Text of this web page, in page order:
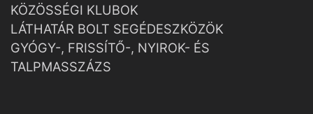
KÖZÖSSÉGI KLUBOK
LÁTHATÁR BOLT SEGÉDESZKÖZÖK
GYÓGY-, FRISSÍTŐ-, NYIROK- ÉS
TALPMASSZÁZS